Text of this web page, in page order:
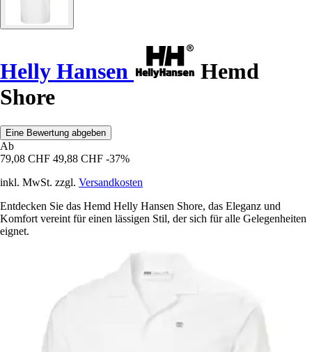
Helly Hansen
Hemd
Shore
Eine Bewertung abgeben
Ab
79,08 CHF 49,88 CHF -37%
inkl. MwSt. zzgl. Versandkosten
Entdecken Sie das Hemd Helly Hansen Shore, das Eleganz und
Komfort vereint für einen lässigen Stil, der sich für alle Gelegenheiten
eignet.